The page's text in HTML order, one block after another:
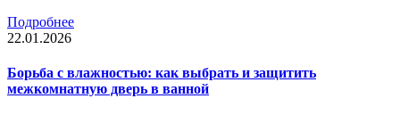
Подробнее
22.01.2026
Борьба с влажностью: как выбрать и защитить
межкомнатную дверь в ванной